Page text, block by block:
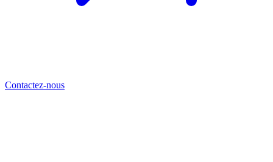
Contactez-nous